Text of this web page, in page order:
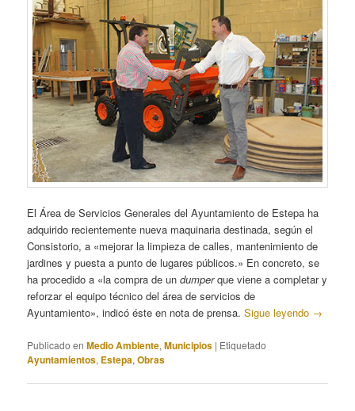
El Área de Servicios Generales del Ayuntamiento de Estepa ha
adquirido recientemente nueva maquinaria destinada, según el
Consistorio, a «mejorar la limpieza de calles, mantenimiento de
jardines y puesta a punto de lugares públicos.» En concreto, se
ha procedido a «la compra de undumperque viene a completar y
reforzar el equipo técnico del área de servicios de
Ayuntamiento», indicó éste en nota de prensa.Sigue leyendo →
Publicado en Medio Ambiente,Municipios | Etiquetado
Ayuntamientos, Estepa,Obras